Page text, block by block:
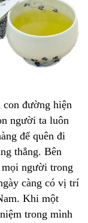
con đường hiện
người ta luôn
để quên đi
thẳng. Bên
mọi người trong
càng có vị trí
Khi một
trong mình